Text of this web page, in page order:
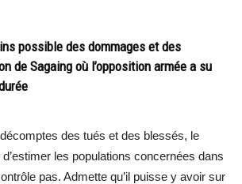
possible des dommages et des
de Sagaing où l’opposition armée a su
des tués et des blessés, le
les populations concernées dans
pas. Admette qu’il puisse y avoir sur